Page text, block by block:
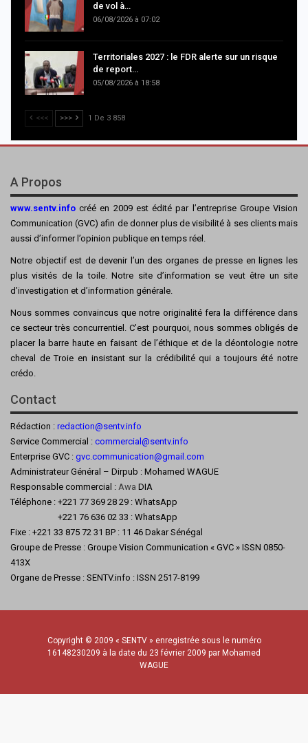
de vol à…
06/08/2026 à 07:02
Territoriales 2027 : le FDR alerte sur un risque
de report…
05/08/2026 à 18:58
<<< >>> 1 De 3 858
A Propos
www.sentv.info créé en 2009 est édité par l’entreprise Groupe Vision
Communication (GVC) afin de donner plus de visibilité à ses clients mais
aussi d’informer l’opinion publique en temps réel.
Notre objectif est de devenir l’un des organes de presse en lignes les
plus visités de la toile. Notre site d’information se veut être un site
d’investigation et d’information générale.
Nous sommes convaincus que notre originalité fera la différence dans
ce secteur très concurrentiel. C’est pourquoi, nous sommes obligés de
placer la barre haute en faisant de l’éthique et de la déontologie notre
cheval de Troie en insistant sur la crédibilité qui a toujours été notre
crédo.
Contact
Rédaction : redaction@sentv.info
Service Commercial : commercial@sentv.info
Enterprise GVC : gvc.communication@gmail.com
Administrateur Général – Dirpub : Mohamed WAGUE
Responsable commercial : Awa DIA
Téléphone : +221 77 369 28 29 : WhatsApp
+221 76 636 02 33 : WhatsApp
Fixe : +221 33 875 72 31 BP : 11 46 Dakar Sénégal
Groupe de Presse : Groupe Vision Communication « GVC » ISSN 0850-
413X
Organe de Presse : SENTV.info : ISSN 2517-8199
Copyright © 2009 « SENTV » enregistrée sous le numéro
16148230209 à la date du 23 février 2009 par Mohamed
WAGUE